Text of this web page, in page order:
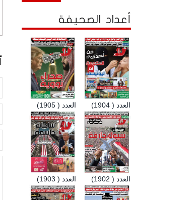
أعداد الصحيفة
العدد ( 1905) العدد ( 1904)
العدد ( 1903) العدد ( 1902)